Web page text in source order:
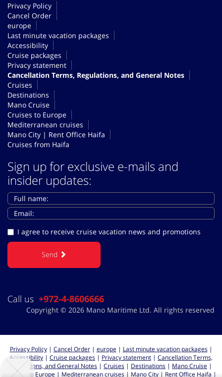
Privacy Policy
Cancel Order
europe
Last minute vacation packages
Accessibility
Cruise packages
Privacy statement
Cancellation Terms, Regulations, and General Notes
Cruises
Destinations
Mano Cruise
Cruises to Europe
Mediterranean cruises
Mano City | Rent Office Haifa
Cruises from Haifa
Sign up for exclusive e-mails and
insider updates:
I agree to receive cruise vacation news and promotions
Send
Call us +972-4-8606666
Copyright © 2026 Mano Maritime Ltd. All rights reserved
Privacy Policy | Cancel Order | europe | Last minute vacation packages |
Accessibility | Cruise packages | Privacy statement | Cancellation Terms,
Regulations, and General Notes | Cruises | Destinations | Mano Cruise |
Cruises to Europe | Mediterranean cruises | Mano City | Rent Office Haifa |